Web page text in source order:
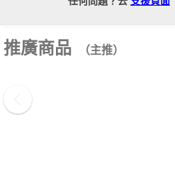
推廣商品 （主推）